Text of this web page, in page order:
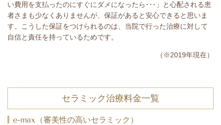
い費用を支払ったのにすぐにダメになったら･･･」と心配される患
者さまも少なくありませんが、保証があると安心できると思いま
す。こうした保証をつけられるのは、当院で行った治療に対して
自信と責任を持っているためです。
（※2019年現在）
セラミック治療料金一覧
e-max（審美性の高いセラミック）